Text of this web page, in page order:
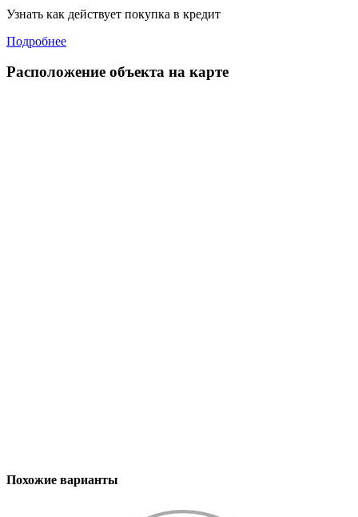
Узнать как действует покупка в кредит
Подробнее
Расположение объекта на карте
Похожие варианты